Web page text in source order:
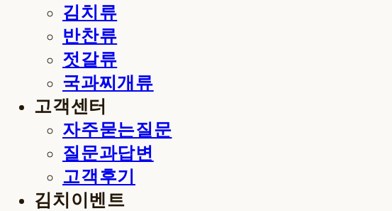
김치류
반찬류
젓갈류
국과찌개류
고객센터
자주묻는질문
질문과답변
고객후기
김치이벤트